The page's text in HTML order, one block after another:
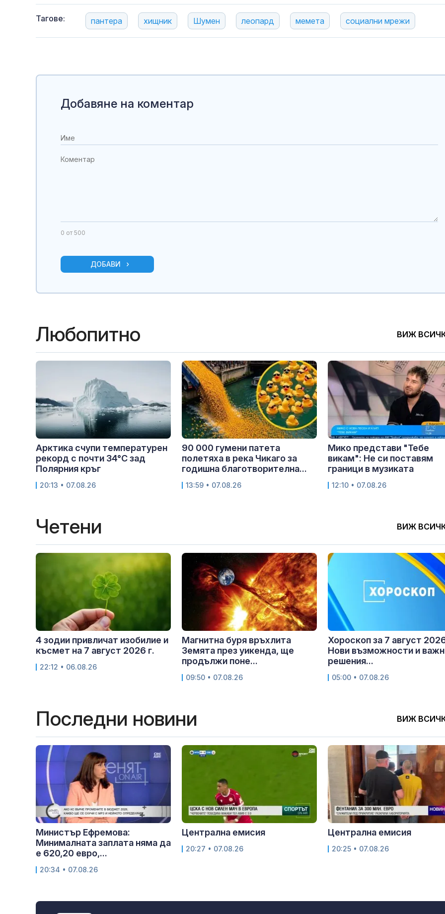
Тагове: пантера хищник Шумен леопард мемета социални мрежи
Добавяне на коментар
0 от 500
ДОБАВИ
Любопитно ВИЖ
Арктика счупи температурен
рекорд с почти 34°C зад
Полярния кръг
20:13 • 07.08.26
90 000 гумени патета
полетяха в река Чикаго за
годишна благотворителна...
13:59 • 07.08.26
Мико представи "Тебе
викам": Не си поставям
граници в музиката
12:10 • 07.08.26
Четени ВИЖ
4 зодии привличат изобилие и
късмет на 7 август 2026 г.
22:12 • 06.08.26
Магнитна буря връхлита
Земята през уикенда, ще
продължи поне...
09:50 • 07.08.26
Хороскоп за 7 август
Нови възможности и
решения...
05:00 • 07.08.26
Последни новини ВИЖ
Министър Ефремова:
Минималната заплата няма да
е 620,20 евро,...
20:34 • 07.08.26
Централна емисия
20:27 • 07.08.26
Централна емисия
20:25 • 07.08.26